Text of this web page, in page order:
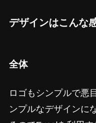
デザインはこんな
全体
ロゴもシンプルで悪
ンプルなデザインに